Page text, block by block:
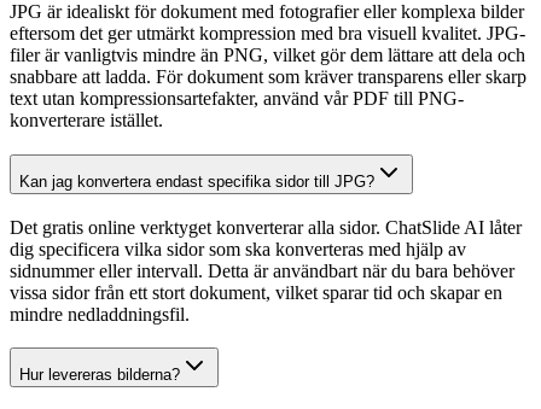
JPG är idealiskt för dokument med fotografier eller komplexa bilder
eftersom det ger utmärkt kompression med bra visuell kvalitet. JPG-
filer är vanligtvis mindre än PNG, vilket gör dem lättare att dela och
snabbare att ladda. För dokument som kräver transparens eller skarp
text utan kompressionsartefakter, använd vår PDF till PNG-
konverterare istället.
Kan jag konvertera endast specifika sidor till JPG?
Det gratis online verktyget konverterar alla sidor. ChatSlide AI låter
dig specificera vilka sidor som ska konverteras med hjälp av
sidnummer eller intervall. Detta är användbart när du bara behöver
vissa sidor från ett stort dokument, vilket sparar tid och skapar en
mindre nedladdningsfil.
Hur levereras bilderna?